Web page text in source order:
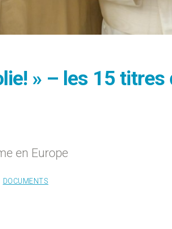
» – les 15
en Europe
DOCUMENTS